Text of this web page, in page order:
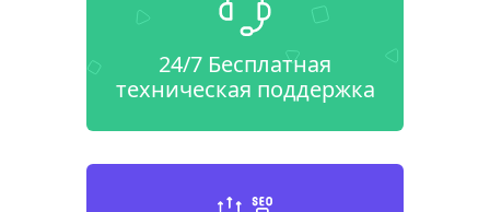
24/7 Бесплатная
техническая поддержка